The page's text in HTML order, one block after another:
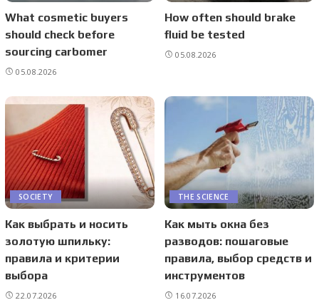
What cosmetic buyers
should check before
sourcing carbomer
05.08.2026
How often should brake
fluid be tested
05.08.2026
SOCIETY
Как выбрать и носить
золотую шпильку:
правила и критерии
выбора
22.07.2026
THE SCIENCE
Как мыть окна без
разводов: пошаговые
правила, выбор средств и
инструментов
16.07.2026